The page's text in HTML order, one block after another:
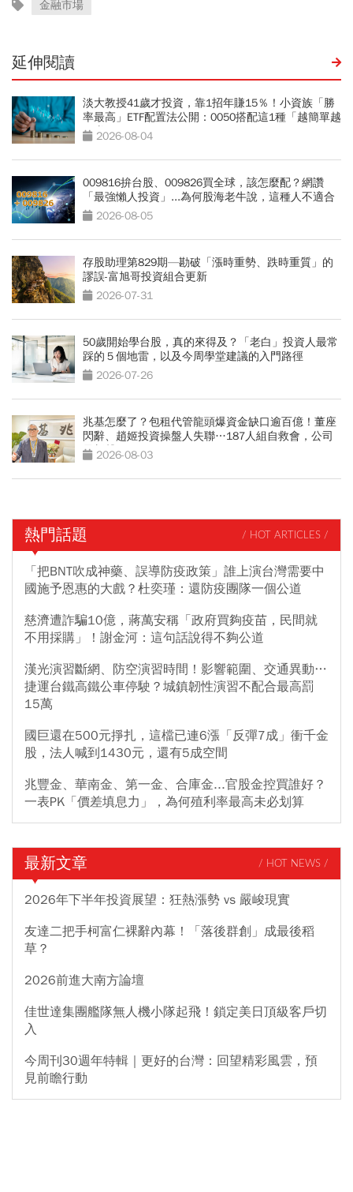
金融市場
延伸閱讀
淡大教授41歲才投資，靠1招年賺15％！小資族「勝
率最高」ETF配置法公開：0050搭配這1種「越簡單越
好賺」
2026-08-04
009816拚台股、009826買全球，該怎麼配？網讚
「最強懶人投資」...為何股海老牛說，這種人不適合
買？2026-08-05
存股助理第829期—勘破「漲時重勢、跌時重質」的
謬誤-富旭哥投資組合更新
2026-07-31
50歲開始學台股，真的來得及？「老白」投資人最常
踩的５個地雷，以及今周學堂建議的入門路徑
2026-07-26
兆基怎麼了？包租代管龍頭爆資金缺口逾百億！董座
閃辭、趙姬投資操盤人失聯…187人組自救會，公司
最新聲明
2026-08-03
熱門話題 / HOT ARTICLES /
「把BNT吹成神藥、誤導防疫政策」誰上演台灣需要中
國施予恩惠的大戲？杜奕瑾：還防疫團隊一個公道
慈濟遭詐騙10億，蔣萬安稱「政府買夠疫苗，民間就
不用採購」！謝金河：這句話說得不夠公道
漢光演習斷網、防空演習時間！影響範圍、交通異動…
捷運台鐵高鐵公車停駛？城鎮韌性演習不配合最高罰
15萬
國巨還在500元掙扎，這檔已連6漲「反彈7成」衝千金
股，法人喊到1430元，還有5成空間
兆豐金、華南金、第一金、合庫金...官股金控買誰好？
一表PK「價差填息力」，為何殖利率最高未必划算
最新文章 / HOT NEWS /
2026年下半年投資展望：狂熱漲勢 vs 嚴峻現實
友達二把手柯富仁裸辭內幕！「落後群創」成最後稻
草？
2026前進大南方論壇
佳世達集團艦隊無人機小隊起飛！鎖定美日頂級客戶切
入
今周刊30週年特輯｜更好的台灣：回望精彩風雲，預
見前瞻行動